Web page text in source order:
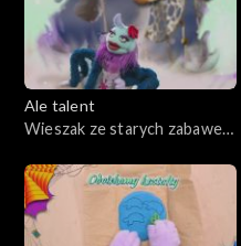
Ale talent
Wieszak ze starych zabawek,